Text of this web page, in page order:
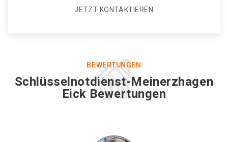
JETZT KONTAKTIEREN
BEWERTUNGEN
Schlüsselnotdienst-Meinerzhagen
Eick Bewertungen